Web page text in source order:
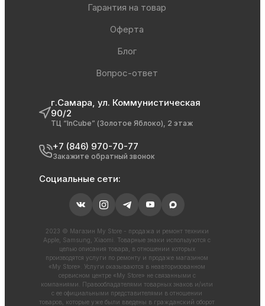
Гарантия на товар
Оферта
Блог
Вопрос-ответ
г.Самара, ул. Коммунистическая
90/2
ТЦ “InCube” (Золотое Яблоко), 2 этаж
+7 (846) 970-70-77
Закажите обратный звонок
Социальные сети:
2023 © Магазин My Store - продажа и ремонт техники
Apple, Samsung, Xiaomi. Товарные знаки используются с
целью описания товара, в отношении которых
производятся услуги по ремонту и продаже магазином
«My Store». Услуги оказываются в неавторизованном
сервисном центре «My Store» не связанными с
компаниями. Правообладателями товарных знаков и/или
с ее официальными представителями в отношении
товаров, которые уже были введены в гражданский оборот